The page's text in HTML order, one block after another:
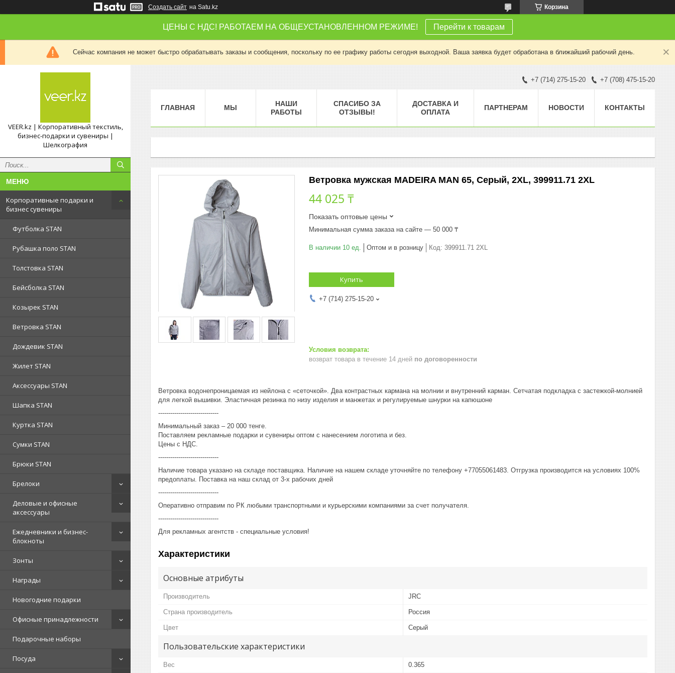
Создать сайт на Satu.kz Корзина
ЦЕНЫ С НДС! РАБОТАЕМ НА ОБЩЕУСТАНОВЛЕННОМ РЕЖИМЕ! Перейти к товарам
Сейчас компания не может быстро обрабатывать заказы и сообщения, поскольку по ее графику работы сегодня выходной. Ваша заявка будет обработана в ближайший рабочий день.
VEER.kz | Корпоративный текстиль,
бизнес-подарки и сувениры |
Шелкография
Корпоративные подарки и
бизнес сувениры
Футболка STAN
Рубашка поло STAN
Толстовка STAN
Бейсболка STAN
Козырек STAN
Ветровка STAN
Дождевик STAN
Жилет STAN
Аксессуары STAN
Шапка STAN
Куртка STAN
Сумки STAN
Брюки STAN
Брелоки
Деловые и офисные
аксессуары
Ежедневники и бизнес-
блокноты
Зонты
Награды
Новогодние подарки
Офисные принадлежности
Подарочные наборы
Посуда
+7 (714) 275-15-20 +7 (708) 475-15-20
ГЛАВНАЯ МЫ
НАШИ
РАБОТЫ
СПАСИБО ЗА
ОТЗЫВЫ!
ДОСТАВКА И
ОПЛАТА
ПАРТНЕРАМ НОВОСТИ КОНТАКТЫ
Ветровка мужская MADEIRA MAN 65, Серый, 2XL, 399911.71 2XL
44 025 ₸
Показать оптовые цены
Минимальная сумма заказа на сайте — 50 000 ₸
В наличии 10 ед. Оптом и в розницу Код: 399911.71 2XL
Купить
+7 (714) 275-15-20
возврат товара в течение 14 дней по договоренности
Ветровка водонепроницаемая из нейлона с «сеточкой». Два контрастных кармана на молнии и внутренний карман. Сетчатая подкладка с застежкой-молнией
для легкой вышивки. Эластичная резинка по низу изделия и манжетах и регулируемые шнурки на капюшоне
------------------------------
Минимальный заказ – 20 000 тенге.
Поставляем рекламные подарки и сувениры оптом с нанесением логотипа и без.
Цены с НДС.
------------------------------
Наличие товара указано на складе поставщика. Наличие на нашем складе уточняйте по телефону +77055061483. Отгрузка производится на условиях 100%
предоплаты. Поставка на наш склад от 3-x рабочих дней
------------------------------
Оперативно отправим по РК любыми транспортными и курьерскими компаниями за счет получателя.
------------------------------
Для рекламных агентств - специальные условия!
Характеристики
Основные атрибуты
Производитель JRC
Страна производитель Россия
Цвет Серый
Пользовательские характеристики
Вес 0.365